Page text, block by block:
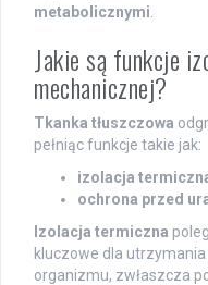
metabolicznymi
Jakie są funkcje
mechanicznej?
Tkanka tłuszczowa
pełniąc funkcje takie jak:
izolacja
ochrona przed
Izolacja termiczna
kluczowe dla
organizmu, zwłaszcza